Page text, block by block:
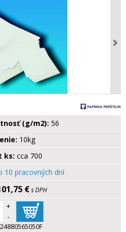
(g/m2): 56
10kg
ks: cca 700
10 pracovných dní
€s DPH
+
-